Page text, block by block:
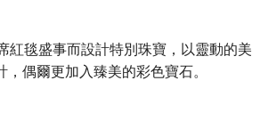
紅毯盛事而設計特別珠寶，以靈動的美
偶爾更加入臻美的彩色寶石。